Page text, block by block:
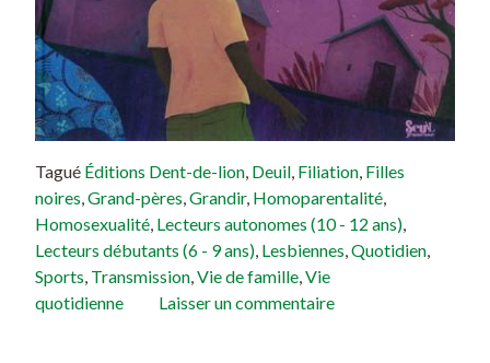
Tagué Éditions Dent-de-lion, Deuil, Filiation, Filles
noires,Grand-pères,Grandir, Homoparentalité,
Homosexualité, Lecteurs autonomes (10 - 12 ans),
Lecteurs débutants (6 - 9 ans), Lesbiennes,Quotidien,
Sports, Transmission,Vie de famille,Vie
quotidienne
Laisser un commentaire